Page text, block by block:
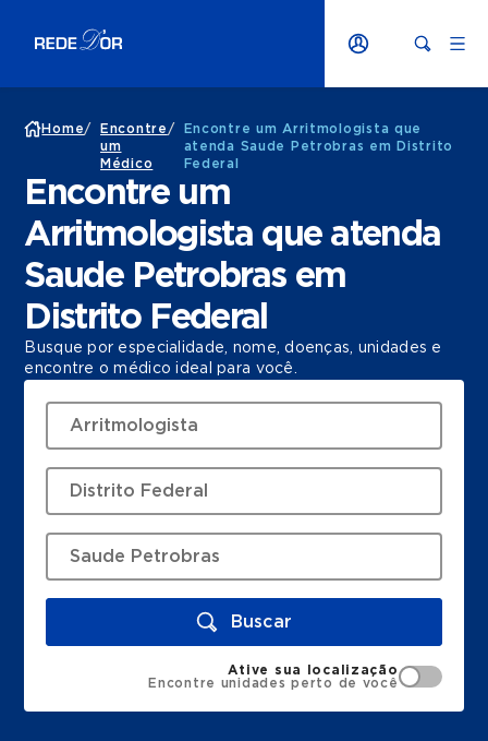
Home/
Encontre
um
Médico
/
Encontre um Arritmologista que
atenda Saude Petrobras em Distrito
Federal
Encontre um
Arritmologista que atenda
Saude Petrobras em
Distrito Federal
Busque por especialidade, nome, doenças, unidades e
encontre o médico ideal para você.
Buscar
Ative sua localização
Encontre unidades perto de você